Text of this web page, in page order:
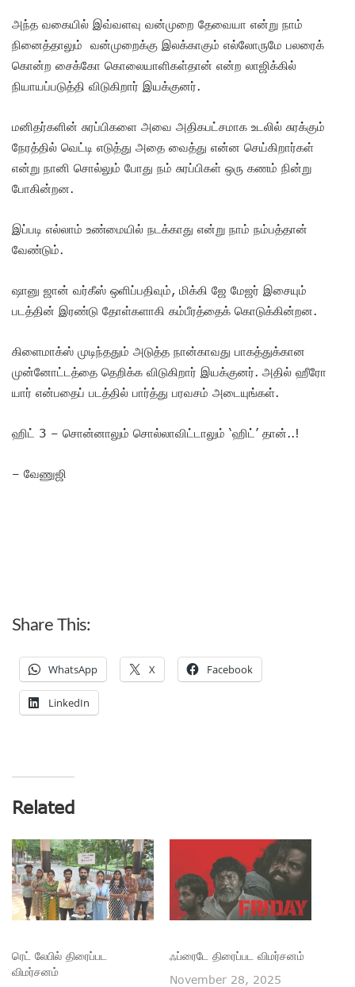
அந்த வகையில் இவ்வளவு வன்முறை தேவையா என்று நாம்
நினைத்தாலும் வன்முறைக்கு இலக்காகும் எல்லோருமே பலரைக்
கொன்ற சைக்கோ கொலையாளிகள்தான் என்ற லாஜிக்கில்
நியாயப்படுத்தி விடுகிறார் இயக்குனர்.
மனிதர்களின் சுரப்பிகளை அவை அதிகபட்சமாக உடலில் சுரக்கும்
நேரத்தில் வெட்டி எடுத்து அதை வைத்து என்ன செய்கிறார்கள்
என்று நானி சொல்லும் போது நம் சுரப்பிகள் ஒரு கணம் நின்று
போகின்றன.
இப்படி எல்லாம் உண்மையில் நடக்காது என்று நாம் நம்பத்தான்
வேண்டும்.
ஷானு ஜான் வர்கீஸ் ஒளிப்பதிவும், மிக்கி ஜே மேஜர் இசையும்
படத்தின் இரண்டு தோள்களாகி கம்பீரத்தைக் கொடுக்கின்றன.
கிளைமாக்ஸ் முடிந்ததும் அடுத்த நான்காவது பாகத்துக்கான
முன்னோட்டத்தை தெறிக்க விடுகிறார் இயக்குனர். அதில் ஹீரோ
யார் என்பதைப் படத்தில் பார்த்து பரவசம் அடையுங்கள்.
ஹிட் 3 – சொன்னாலும் சொல்லாவிட்டாலும் ‘ஹிட்’ தான்..!
– வேணுஜி
Share This:
WhatsApp X Facebook
LinkedIn
Related
ரெட் லேபில் திரைப்பட
விமர்சனம்
ஃப்ரைடே திரைப்பட விமர்சனம்
November 28, 2025